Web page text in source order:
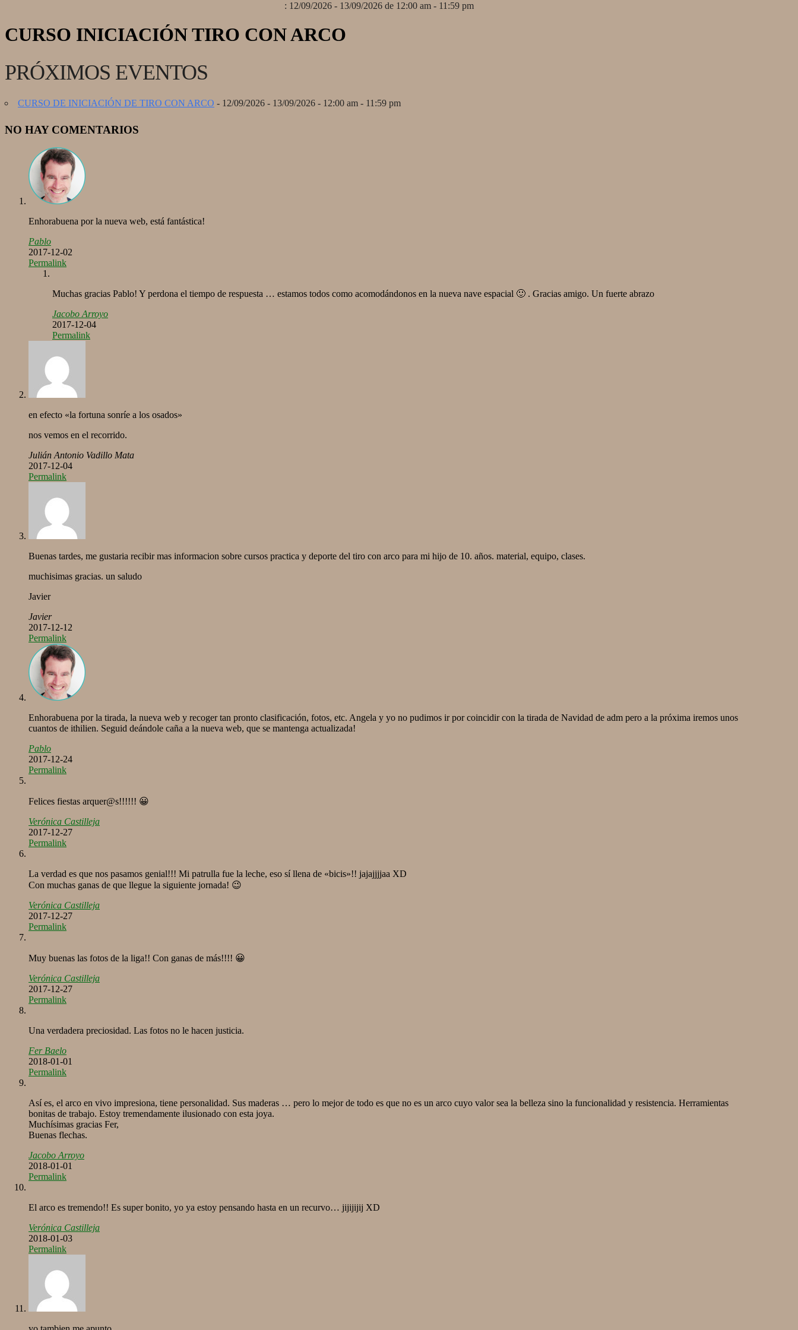
: 12/09/2026 - 13/09/2026 de 12:00 am - 11:59 pm
CURSO INICIACIÓN TIRO CON ARCO
PRÓXIMOS EVENTOS
CURSO DE INICIACIÓN DE TIRO CON ARCO - 12/09/2026 - 13/09/2026 - 12:00 am - 11:59 pm
NO HAY COMENTARIOS
Enhorabuena por la nueva web, está fantástica!
Pablo
2017-12-02
Permalink
Muchas gracias Pablo! Y perdona el tiempo de respuesta … estamos todos como acomodándonos en la nueva nave espacial 🙂 . Gracias amigo. Un fuerte abrazo
Jacobo Arroyo
2017-12-04
Permalink
en efecto «la fortuna sonríe a los osados»
nos vemos en el recorrido.
Julián Antonio Vadillo Mata
2017-12-04
Permalink
Buenas tardes, me gustaria recibir mas informacion sobre cursos practica y deporte del tiro con arco para mi hijo de 10. años. material, equipo, clases.
muchisimas gracias. un saludo
Javier
Javier
2017-12-12
Permalink
Enhorabuena por la tirada, la nueva web y recoger tan pronto clasificación, fotos, etc. Angela y yo no pudimos ir por coincidir con la tirada de Navidad de adm pero a la próxima iremos unos
cuantos de ithilien. Seguid deándole caña a la nueva web, que se mantenga actualizada!
Pablo
2017-12-24
Permalink
Felices fiestas arquer@s!!!!!! 😀
Verónica Castilleja
2017-12-27
Permalink
La verdad es que nos pasamos genial!!! Mi patrulla fue la leche, eso sí llena de «bicis»!! jajajjjjaa XD
Con muchas ganas de que llegue la siguiente jornada! 😉
Verónica Castilleja
2017-12-27
Permalink
Muy buenas las fotos de la liga!! Con ganas de más!!!! 😀
Verónica Castilleja
2017-12-27
Permalink
Una verdadera preciosidad. Las fotos no le hacen justicia.
Fer Baelo
2018-01-01
Permalink
Así es, el arco en vivo impresiona, tiene personalidad. Sus maderas … pero lo mejor de todo es que no es un arco cuyo valor sea la belleza sino la funcionalidad y resistencia. Herramientas
bonitas de trabajo. Estoy tremendamente ilusionado con esta joya.
Muchísimas gracias Fer,
Buenas flechas.
Jacobo Arroyo
2018-01-01
Permalink
El arco es tremendo!! Es super bonito, yo ya estoy pensando hasta en un recurvo… jijijijij XD
Verónica Castilleja
2018-01-03
Permalink